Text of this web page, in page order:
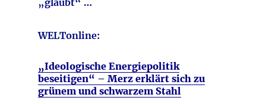
„glaubt“ …
WELTonline:
„Ideologische Energiepolitik
beseitigen“ – Merz erklärt sich zu
grünem und schwarzem Stahl